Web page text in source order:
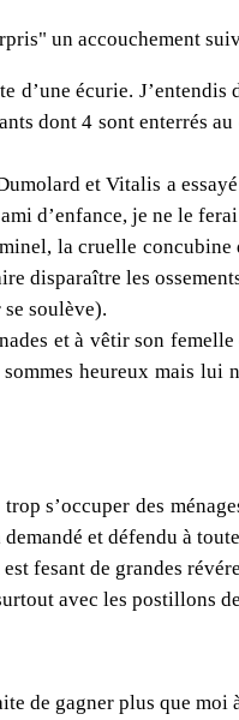
un accouchement
d’une écurie.
dont 4 sont enterrés
et Vitalis a
d’enfance, je ne le
la cruelle
disparaître les
soulève).
et à vêtir son
heureux mais
s’occuper des
et défendu à
fesant de grandes
avec les postillons
de gagner plus que